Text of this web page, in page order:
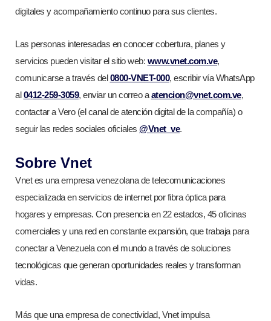
digitales y acompañamiento continuo para sus clientes.
Las personas interesadas en conocer cobertura, planes y
servicios pueden visitar el sitio web: www.vnet.com.ve,
comunicarse a través del0800-VNET-000, escribir vía WhatsApp
al0412-259-3059, enviar un correo aatencion@vnet.com.ve,
contactar a Vero (el canal de atención digital de la compañía) o
seguir las redes sociales oficiales @Vnet_ve.
Sobre Vnet
Vnet es una empresa venezolana de telecomunicaciones
especializada en servicios de internet por fibra óptica para
hogares y empresas. Con presencia en 22 estados, 45 oficinas
comerciales y una red en constante expansión, que trabaja para
conectar a Venezuela con el mundo a través de soluciones
tecnológicas que generan oportunidades reales y transforman
vidas.
Más que una empresa de conectividad, Vnet impulsa